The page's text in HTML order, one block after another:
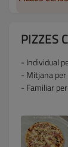
PIZZES
- Individual
- Mitjana per
- Familiar